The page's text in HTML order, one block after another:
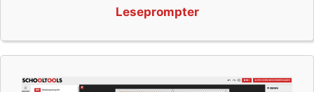
Leseprompter